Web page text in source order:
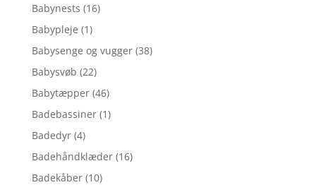
Babynests (16)
Babypleje (1)
Babysenge og vugger (38)
Babysvøb (22)
Babytæpper (46)
Badebassiner (1)
Badedyr (4)
Badehåndklæder (16)
Badekåber (10)